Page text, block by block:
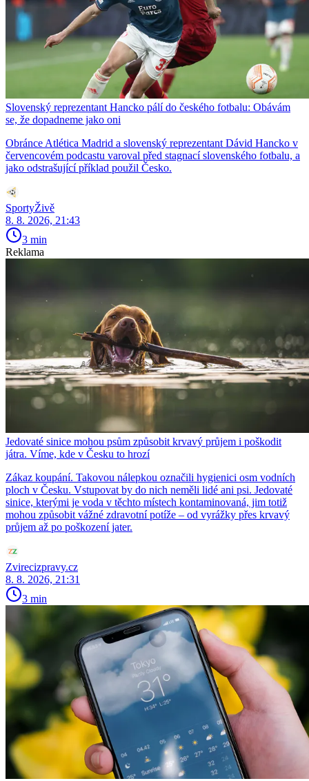
Slovenský reprezentant Hancko pálí do českého fotbalu: Obávám
se, že dopadneme jako oni
Obránce Atlética Madrid a slovenský reprezentant Dávid Hancko v
červencovém podcastu varoval před stagnací slovenského fotbalu, a
jako odstrašující příklad použil Česko.
SportyŽivě
8. 8. 2026, 21:43
3 min
Reklama
Jedovaté sinice mohou psům způsobit krvavý průjem i poškodit
játra. Víme, kde v Česku to hrozí
Zákaz koupání. Takovou nálepkou označili hygienici osm vodních
ploch v Česku. Vstupovat by do nich neměli lidé ani psi. Jedovaté
sinice, kterými je voda v těchto místech kontaminovaná, jim totiž
mohou způsobit vážné zdravotní potíže – od vyrážky přes krvavý
průjem až po poškození jater.
Zvirecizpravy.cz
8. 8. 2026, 21:31
3 min